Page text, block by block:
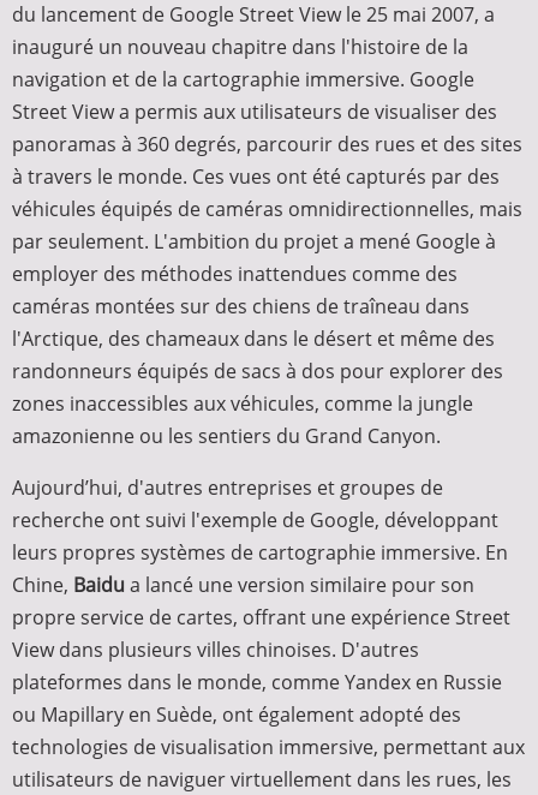
du lancement de Google Street View le 25 mai 2007, a
inauguré un nouveau chapitre dans l'histoire de la
navigation et de la cartographie immersive. Google
Street View a permis aux utilisateurs de visualiser des
panoramas à 360 degrés, parcourir des rues et des sites
à travers le monde. Ces vues ont été capturés par des
véhicules équipés de caméras omnidirectionnelles, mais
par seulement. L'ambition du projet a mené Google à
employer des méthodes inattendues comme des
caméras montées sur des chiens de traîneau dans
l'Arctique, des chameaux dans le désert et même des
randonneurs équipés de sacs à dos pour explorer des
zones inaccessibles aux véhicules, comme la jungle
amazonienne ou les sentiers du Grand Canyon.
Aujourd’hui, d'autres entreprises et groupes de
recherche ont suivi l'exemple de Google, développant
leurs propres systèmes de cartographie immersive. En
Chine, Baidu a lancé une version similaire pour son
propre service de cartes, offrant une expérience Street
View dans plusieurs villes chinoises. D'autres
plateformes dans le monde, comme Yandex en Russie
ou Mapillary en Suède, ont également adopté des
technologies de visualisation immersive, permettant aux
utilisateurs de naviguer virtuellement dans les rues, les